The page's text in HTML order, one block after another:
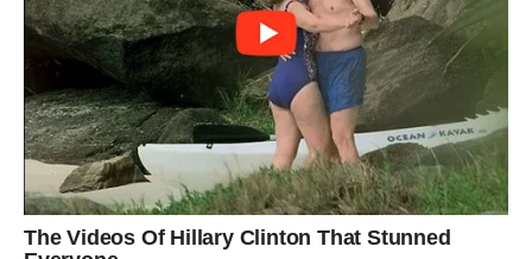
zahvaljujući mudrim odlukama.
Suština promene:
ne morate sve kontrolisati da bi bilo
dobro.
VAGA – VELIKA ODLUKA SRCA
Vage su pred jednom od ključnih životnih odluka. Bliska